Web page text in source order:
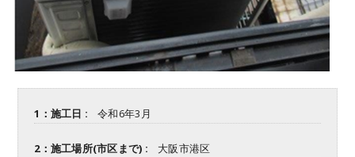
1：施工日 : 令和6年3月
2：施工場所(市区まで) : 大阪市港区